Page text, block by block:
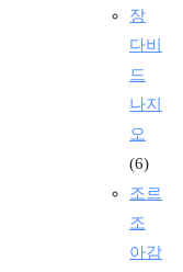
장
다비
드
나지
오
(6)
조르
조
아감